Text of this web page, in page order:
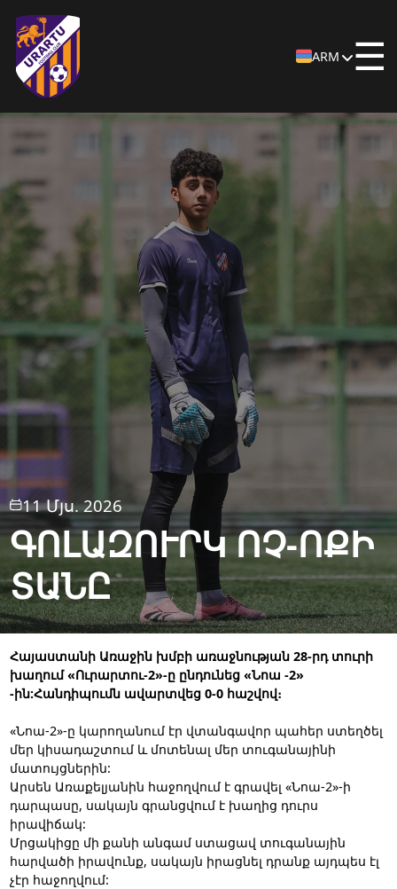
ARM ☰
11 Մյս. 2026
ԳՈԼԱԶՈՒՐԿ ՈՉ-ՈՔԻ
ՏԱՆԸ
Հայաստանի Առաջին խմբի առաջնության 28-րդ տուրի
խաղում «Ուրարտու-2»-ը ընդունեց «Նոա -2»
-ին:Հանդիպումն ավարտվեց 0-0 հաշվով։
«Նոա-2»-ը կարողանում էր վտանգավոր պահեր ստեղծել
մեր կիսադաշտում և մոտենալ մեր տուգանայինի
մատույցներին:
Արսեն Առաքելյանին հաջողվում է գրավել «Նոա-2»-ի
դարպասը, սակայն գրանցվում է խաղից դուրս
իրավիճակ:
Մրցակիցը մի քանի անգամ ստացավ տուգանային
հարվածի իրավունք, սակայն իրացնել դրանք այդպես էլ
չէր հաջողվում: